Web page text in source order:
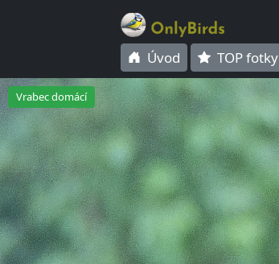
Úvod TOP fotky
Vrabec domácí